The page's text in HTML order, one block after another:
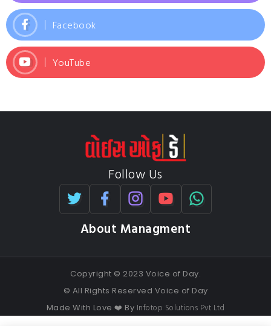
Facebook
YouTube
Follow Us
About Managment
Copyright © 2023 Voice of Day.
© All Rights Reserved Voice of Day
Made With Love ❤️ By Infotop Solutions Pvt Ltd